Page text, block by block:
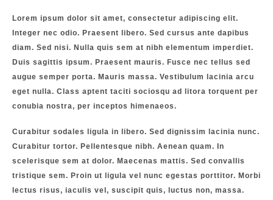
Lorem ipsum dolor sit amet, consectetur adipiscing elit.
Integer nec odio. Praesent libero. Sed cursus ante dapibus
diam. Sed nisi. Nulla quis sem at nibh elementum imperdiet.
Duis sagittis ipsum. Praesent mauris. Fusce nec tellus sed
augue semper porta. Mauris massa. Vestibulum lacinia arcu
eget nulla. Class aptent taciti sociosqu ad litora torquent per
conubia nostra, per inceptos himenaeos.
Curabitur sodales ligula in libero. Sed dignissim lacinia nunc.
Curabitur tortor. Pellentesque nibh. Aenean quam. In
scelerisque sem at dolor. Maecenas mattis. Sed convallis
tristique sem. Proin ut ligula vel nunc egestas porttitor. Morbi
lectus risus, iaculis vel, suscipit quis, luctus non, massa.